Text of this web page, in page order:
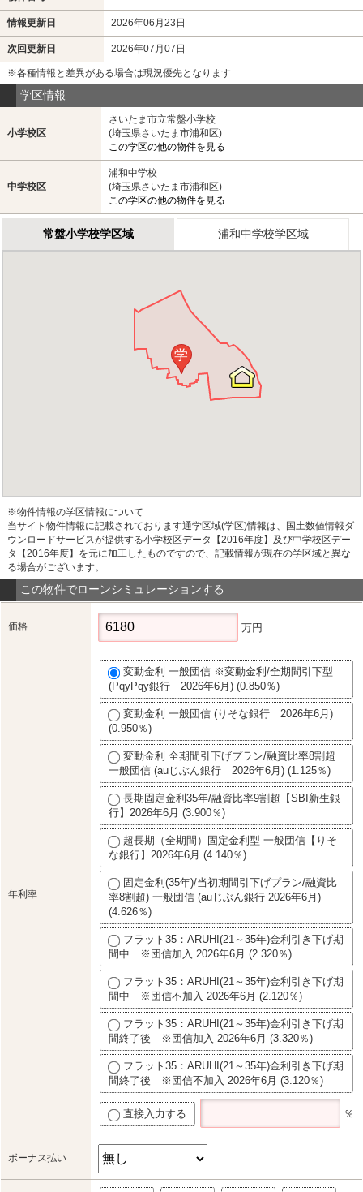
情報更新日 2026年06月23日
次回更新日 2026年07月07日
※各種情報と差異がある場合は現況優先となります
学区情報
小学校区
さいたま市立常盤小学校
(埼玉県さいたま市浦和区)
この学区の他の物件を見る
中学校区
浦和中学校
(埼玉県さいたま市浦和区)
この学区の他の物件を見る
常盤小学校学区域 浦和中学校学区域
学
※物件情報の学区情報について
当サイト物件情報に記載されております通学区域(学区)情報は、国土数値情報ダ
ウンロードサービスが提供する小学校区データ【2016年度】及び中学校区デー
タ【2016年度】を元に加工したものですので、記載情報が現在の学区域と異な
る場合がございます。
この物件でローンシミュレーションする
価格 万円
年利率
変動金利 一般団信 ※変動金利/全期間引下型
(PqyPqy銀行 2026年6月) (0.850％)
変動金利 一般団信 (りそな銀行 2026年6月)
(0.950％)
変動金利 全期間引下げプラン/融資比率8割超
一般団信 (auじぶん銀行 2026年6月) (1.125％)
長期固定金利35年/融資比率9割超【SBI新生銀
行】2026年6月 (3.900％)
超長期（全期間）固定金利型 一般団信【りそ
な銀行】2026年6月 (4.140％)
固定金利(35年)/当初期間引下げプラン/融資比
率8割超) 一般団信 (auじぶん銀行 2026年6月)
(4.626％)
フラット35：ARUHI(21～35年)金利引き下げ期
間中 ※団信加入 2026年6月 (2.320％)
フラット35：ARUHI(21～35年)金利引き下げ期
間中 ※団信不加入 2026年6月 (2.120％)
フラット35：ARUHI(21～35年)金利引き下げ期
間終了後 ※団信加入 2026年6月 (3.320％)
フラット35：ARUHI(21～35年)金利引き下げ期
間終了後 ※団信不加入 2026年6月 (3.120％)
直接入力する ％
ボーナス払い